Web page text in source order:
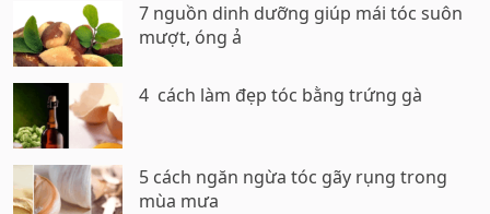
7 nguồn dinh dưỡng giúp mái tóc suôn
mượt, óng ả
4 cách làm đẹp tóc bằng trứng gà
5 cách ngăn ngừa tóc gãy rụng trong
mùa mưa